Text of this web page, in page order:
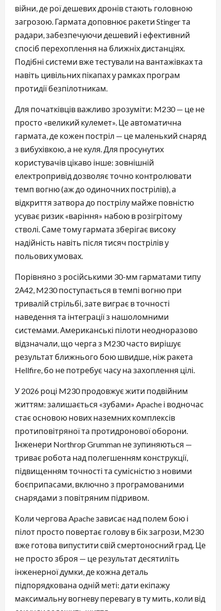
війни, де рої дешевих дронів стають головною
загрозою. Гармата доповнює ракети Stinger та
радари, забезпечуючи дешевий і ефективний
спосіб перехоплення на ближніх дистанціях.
Подібні системи вже тестували на вантажівках та
навіть цивільних пікапах у рамках програм
протидії безпілотникам.
Для початківців важливо зрозуміти: M230 — це не
просто «великий кулемет». Це автоматична
гармата, де кожен постріл — це маленький снаряд
з вибухівкою, а не куля. Для просунутих
користувачів цікаво інше: зовнішній
електропривід дозволяє точно контролювати
темп вогню (аж до одиночних пострілів), а
відкриття затвора до пострілу майже повністю
усуває ризик «варіння» набою в розігрітому
стволі. Саме тому гармата зберігає високу
надійність навіть після тисяч пострілів у
польових умовах.
Порівняно з російськими 30-мм гарматами типу
2А42, M230 поступається в темпі вогню при
тривалій стрільбі, зате виграє в точності
наведення та інтеграції з нашоломними
системами. Американські пілоти неодноразово
відзначали, що черга з M230 часто вирішує
результат ближнього бою швидше, ніж ракета
Hellfire, бо не потребує часу на захоплення цілі.
У 2026 році M230 продовжує жити подвійним
життям: залишається «зубами» Apache і водночас
стає основою нових наземних комплексів
протиповітряної та протидронової оборони.
Інженери Northrop Grumman не зупиняються —
триває робота над полегшенням конструкції,
підвищенням точності та сумісністю з новими
боєприпасами, включно з програмованими
снарядами з повітряним підривом.
Коли чергова Apache зависає над полем бою і
пілот просто повертає голову в бік загрози, M230
вже готова випустити свій смертоносний град. Це
не просто зброя — це результат десятиліть
інженерної думки, де кожна деталь
підпорядкована одній меті: дати екіпажу
максимальну вогневу перевагу в ту мить, коли від